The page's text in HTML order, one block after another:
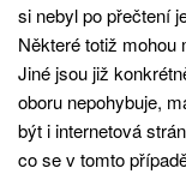
si nebyl po přečtení
Některé totiž mohou
Jiné jsou již
oboru nepohybuje,
být i internetová
co se v tomto